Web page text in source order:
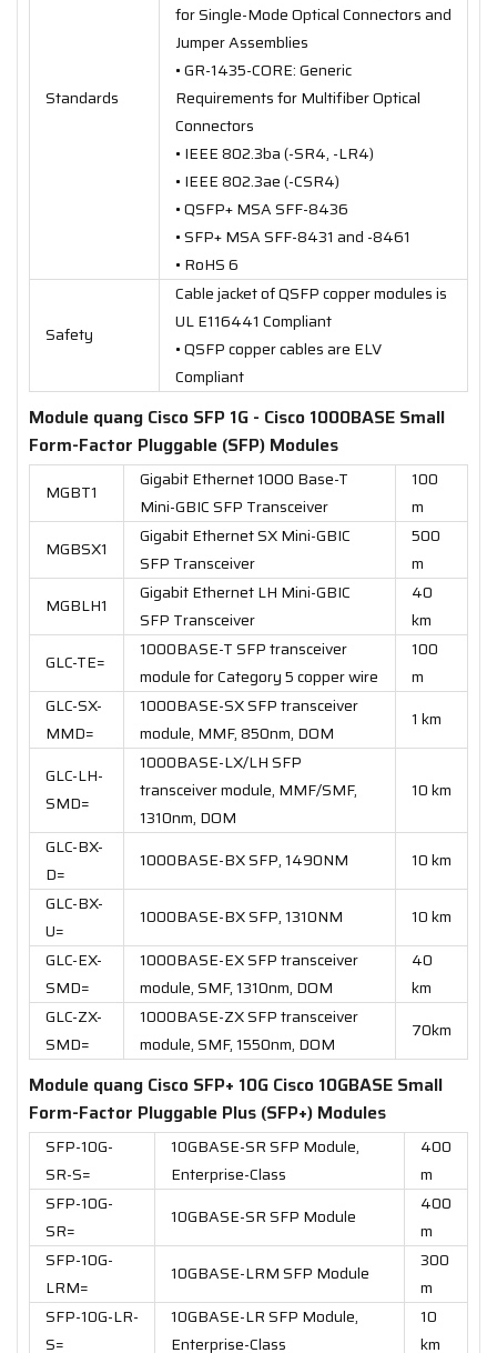
Standards
for Single-Mode Optical Connectors and
Jumper Assemblies
• GR-1435-CORE: Generic
Requirements for Multifiber Optical
Connectors
• IEEE 802.3ba (-SR4, -LR4)
• IEEE 802.3ae (-CSR4)
• QSFP+ MSA SFF-8436
• SFP+ MSA SFF-8431 and -8461
• RoHS 6
Safety
Cable jacket of QSFP copper modules is
UL E116441 Compliant
• QSFP copper cables are ELV
Compliant
Module quang Cisco SFP 1G - Cisco 1000BASE Small
Form-Factor Pluggable (SFP) Modules
MGBT1
Gigabit Ethernet 1000 Base-T
Mini-GBIC SFP Transceiver
100
m
MGBSX1
Gigabit Ethernet SX Mini-GBIC
SFP Transceiver
500
m
MGBLH1
Gigabit Ethernet LH Mini-GBIC
SFP Transceiver
40
km
GLC-TE=
1000BASE-T SFP transceiver
module for Category 5 copper wire
100
m
GLC-SX-
MMD=
1000BASE-SX SFP transceiver
module, MMF, 850nm, DOM
1 km
GLC-LH-
SMD=
1000BASE-LX/LH SFP
transceiver module, MMF/SMF,
1310nm, DOM
10 km
GLC-BX-
D=
1000BASE-BX SFP, 1490NM
10 km
GLC-BX-
U=
1000BASE-BX SFP, 1310NM
10 km
GLC-EX-
SMD=
1000BASE-EX SFP transceiver
module, SMF, 1310nm, DOM
40
km
GLC-ZX-
SMD=
1000BASE-ZX SFP transceiver
module, SMF, 1550nm, DOM
70km
Module quang Cisco SFP+ 10G Cisco 10GBASE Small
Form-Factor Pluggable Plus (SFP+) Modules
SFP-10G-
SR-S=
10GBASE-SR SFP Module,
Enterprise-Class
400
m
SFP-10G-
SR=
10GBASE-SR SFP Module
400
m
SFP-10G-
LRM=
10GBASE-LRM SFP Module
300
m
SFP-10G-LR-
S=
10GBASE-LR SFP Module,
Enterprise-Class
10
km